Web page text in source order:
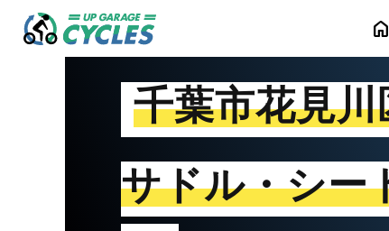
home
千葉市花見川
サドル・シー